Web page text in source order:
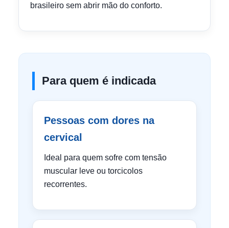
brasileiro sem abrir mão do conforto.
Para quem é indicada
Pessoas com dores na
cervical
Ideal para quem sofre com tensão
muscular leve ou torcicolos
recorrentes.